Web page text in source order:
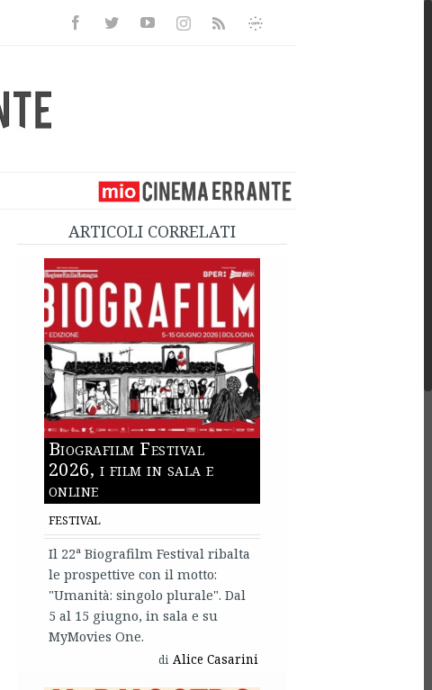
FacebookTwitterYoutubeInstagramRss
Informativa
ARTICOLI CORRELATI
Biografilm Festival
2026, i film in sala e
online
FESTIVAL
Il 22ª Biografilm Festival ribalta
le prospettive con il motto:
"Umanità: singolo plurale". Dal
5 al 15 giugno, in sala e su
MyMovies One.
di Alice Casarini